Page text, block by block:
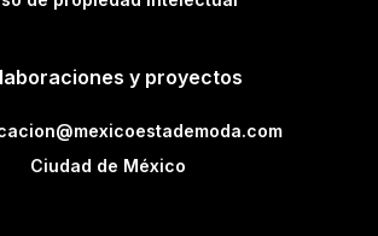
y proyectos
Ciudad de México